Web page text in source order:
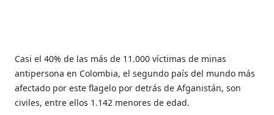
Casi el 40% de las más de 11.000 víctimas de minas
antipersona en Colombia, el segundo país del mundo más
afectado por este flagelo por detrás de Afganistán, son
civiles, entre ellos 1.142 menores de edad.